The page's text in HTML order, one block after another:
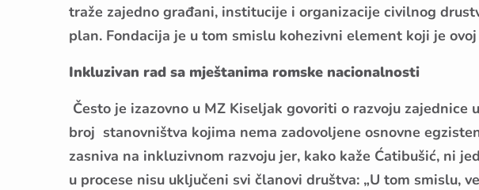
traže zajedno građani, institucije i organizacije civilnog
plan. Fondacija je u tom smislu kohezivni element koji je
Inkluzivan rad sa mještanima romske nacionalnosti
Često je izazovno u MZ Kiseljak govoriti o razvoju
broj stanovništva kojima nema zadovoljene osnovne
zasniva na inkluzivnom razvoju jer, kako kaže Ćatibušić, ni
u procese nisu uključeni svi članovi društva: „U tom smislu,